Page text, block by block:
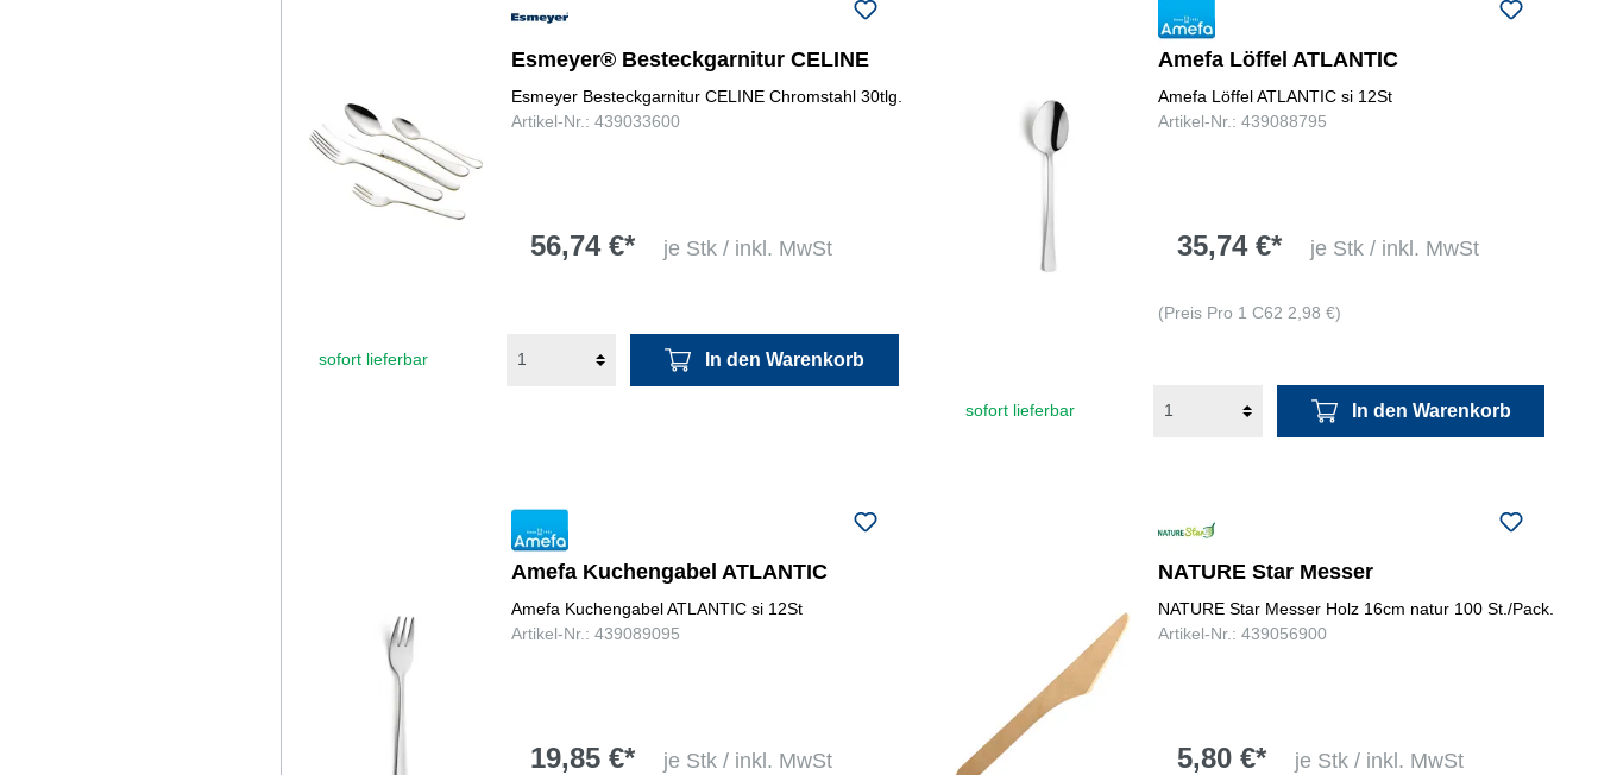
Esmeyer® Besteckgarnitur CELINE
Esmeyer Besteckgarnitur CELINE Chromstahl 30tlg.
Artikel-Nr.: 439033600
56,74 €* je Stk / inkl. MwSt
sofort lieferbar In den Warenkorb
Amefa Löffel ATLANTIC
Amefa Löffel ATLANTIC si 12St
Artikel-Nr.: 439088795
35,74 €* je Stk / inkl. MwSt
(Preis Pro 1 C62 2,98 €)
sofort lieferbar In den Warenkorb
Amefa Kuchengabel ATLANTIC
Amefa Kuchengabel ATLANTIC si 12St
Artikel-Nr.: 439089095
19,85 €* je Stk / inkl. MwSt
NATURE Star Messer
NATURE Star Messer Holz 16cm natur 100 St./Pack.
Artikel-Nr.: 439056900
5,80 €* je Stk / inkl. MwSt